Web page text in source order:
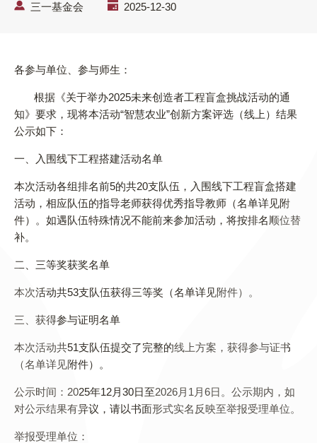
三一基金会 2025-12-30
各参与单位、参与师生：
根据《关于举办2025未来创造者工程盲盒挑战活动的通
知》要求，现将本活动“智慧农业”创新方案评选（线上）结果
公示如下：
一、入围线下工程搭建活动名单
本次活动各组排名前5的共20支队伍，入围线下工程盲盒搭建
活动，相应队伍的指导老师获得优秀指导教师（名单详见附
件）。如遇队伍特殊情况不能前来参加活动，将按排名顺位替
补。
二、三等奖获奖名单
本次活动共53支队伍获得三等奖（名单详见附件）。
三、获得参与证明名单
本次活动共51支队伍提交了完整的线上方案，获得参与证书
（名单详见附件）。
公示时间：2025年12月30日至2026月1月6日。公示期内，如
对公示结果有异议，请以书面形式实名反映至举报受理单位。
举报受理单位：